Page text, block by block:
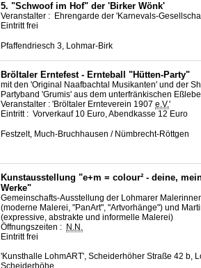
5. "Schwoof im Hof" der 'Birker Wönk'
Veranstalter : Ehrengarde der 'Karnevals-
Eintritt frei
Pfaffendriesch 3, Lohmar-Birk
Bröltaler Erntefest - Ernteball "Hütten-Party"
mit den 'Original Naafbachtal Musikanten' und der
Partyband 'Grumis' aus dem unterfränkischen
Veranstalter : 'Bröltaler Ernteverein 1907 e.V.'
Eintritt : Vorverkauf 10 Euro, Abendkasse 12 Euro
Festzelt, Much-Bruchhausen / Nümbrecht-Röttgen
Kunstausstellung "e+m = colour² - deine,
Werke"
Gemeinschafts-Ausstellung der Lohmarer
(moderne Malerei, "PanArt", "Artvorhänge") und
(expressive, abstrakte und informelle Malerei)
Öffnungszeiten : N.N.
Eintritt frei
'Kunsthalle LohmART', Scheiderhöher Straße 42 b,
Scheiderhöhe